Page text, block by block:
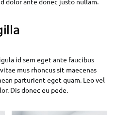
id sem eget ante faucibus
mus rhoncus sit maecenas
parturient eget quam. Leo vel
Dis donec eu pede.